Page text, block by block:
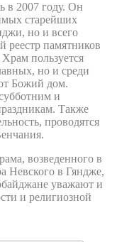
в 2007 году. Он
старейших
но и всего
реестр памятников
пользуется
но и среди
Божий дом.
и
Также
проводятся
возведенного в
Невского в Гяндже,
уважают и
и религиозной